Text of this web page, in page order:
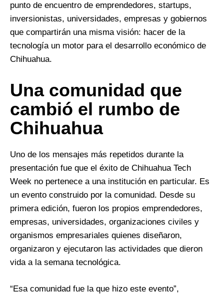
punto de encuentro de emprendedores, startups,
inversionistas, universidades, empresas y gobiernos
que compartirán una misma visión: hacer de la
tecnología un motor para el desarrollo económico de
Chihuahua.
Una comunidad que
cambió el rumbo de
Chihuahua
Uno de los mensajes más repetidos durante la
presentación fue que el éxito de Chihuahua Tech
Week no pertenece a una institución en particular. Es
un evento construido por la comunidad. Desde su
primera edición, fueron los propios emprendedores,
empresas, universidades, organizaciones civiles y
organismos empresariales quienes diseñaron,
organizaron y ejecutaron las actividades que dieron
vida a la semana tecnológica.
“Esa comunidad fue la que hizo este evento”,